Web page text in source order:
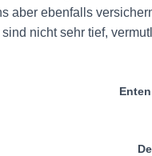
aber ebenfalls
nicht sehr tief,